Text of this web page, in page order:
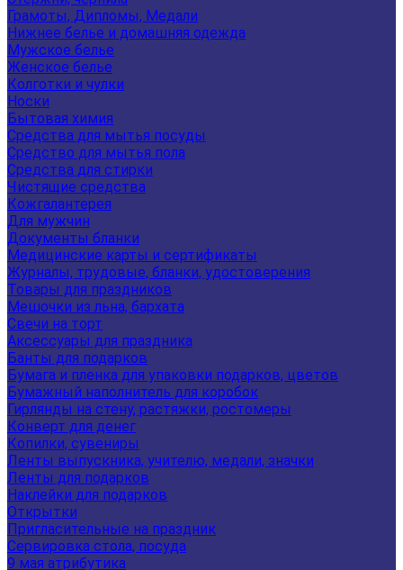
Грамоты, Дипломы, Медали
Нижнее белье и домашняя одежда
Мужское белье
Женское белье
Колготки и чулки
Носки
Бытовая химия
Средства для мытья посуды
Средство для мытья пола
Средства для стирки
Чистящие средства
Кожгалантерея
Для мужчин
Документы бланки
Медицинские карты и сертификаты
Журналы, трудовые, бланки, удостоверения
Товары для праздников
Мешочки из льна, бархата
Свечи на торт
Аксессуары для праздника
Банты для подарков
Бумага и пленка для упаковки подарков, цветов
Бумажный наполнитель для коробок
Гирлянды на стену, растяжки, ростомеры
Конверт для денег
Копилки, сувениры
Ленты выпускника, учителю, медали, значки
Ленты для подарков
Наклейки для подарков
Открытки
Пригласительные на праздник
Сервировка стола, посуда
9 мая атрибутика